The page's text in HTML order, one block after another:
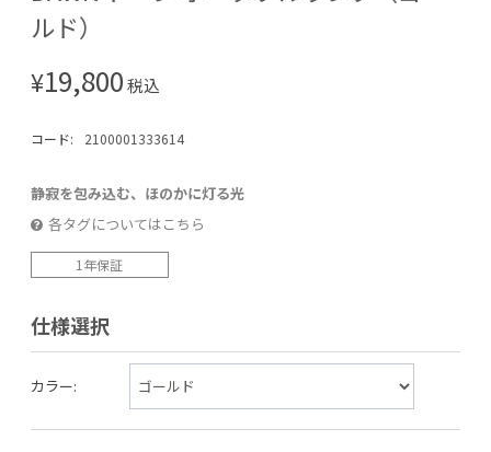
ルド）
¥19,800税込
コード: 2100001333614
静寂を包み込む、ほのかに灯る光
各タグについてはこちら
1年保証
仕様選択
カラー: